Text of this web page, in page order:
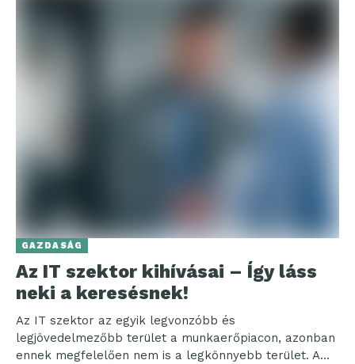
GAZDASÁG
Az IT szektor kihívásai – Így láss
neki a keresésnek!
Az IT szektor az egyik legvonzóbb és
legjövedelmezőbb terület a munkaerőpiacon, azonban
ennek megfelelően nem is a legkönnyebb terület. A